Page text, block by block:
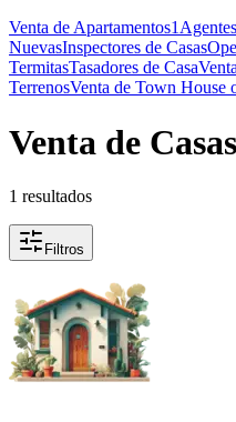
Venta de Apartamentos1Agentes
NuevasInspectores de Casas
TermitasTasadores de Casa
TerrenosVenta de Town House
Venta de
1 resultados
Filtros